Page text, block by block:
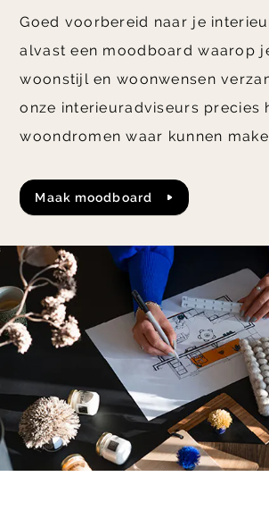
Goed voorbereid naar je
alvast een moodboard waarop
woonstijl en woonwensen
onze interieuradviseurs precies
woondromen waar kunnen
maak moodboard